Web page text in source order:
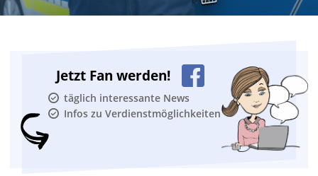
Jetzt Fan werden!
täglich interessante News
Infos zu Verdienstmöglichkeiten